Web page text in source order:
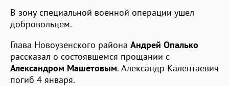
В зону специальной военной операции ушел
добровольцем.
Глава Новоузенского района Андрей Опалько
рассказал о состоявшемся прощании с
Александром Машетовым. Александр Калентаевич
погиб 4 января.